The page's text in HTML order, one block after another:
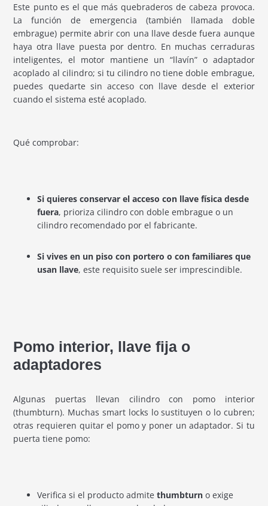
Este punto es el que más quebraderos de cabeza provoca.
La función de emergencia (también llamada doble
embrague) permite abrir con una llave desde fuera aunque
haya otra llave puesta por dentro. En muchas cerraduras
inteligentes, el motor mantiene un “llavín” o adaptador
acoplado al cilindro; si tu cilindro no tiene doble embrague,
puedes quedarte sin acceso con llave desde el exterior
cuando el sistema esté acoplado.
Qué comprobar:
Si quieres conservar el acceso con llave física desde
fuera, prioriza cilindro con doble embrague o un
cilindro recomendado por el fabricante.
Si vives en un piso con portero o con familiares que
usan llave, este requisito suele ser imprescindible.
Pomo interior, llave fija o
adaptadores
Algunas puertas llevan cilindro con pomo interior
(thumbturn). Muchas smart locks lo sustituyen o lo cubren;
otras requieren quitar el pomo y poner un adaptador. Si tu
puerta tiene pomo:
Verifica si el producto admitethumbturn o exige